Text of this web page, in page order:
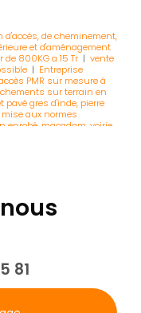
d'accés, de cheminement,
et d'aménagement
800KG a 15 Tr| vente
| Entreprise
PMR sur mesure à
sur terrain en
pavé gres d'inde, pierre
aux normes
enrobé, macadam, voirie
mur de soutenement
81